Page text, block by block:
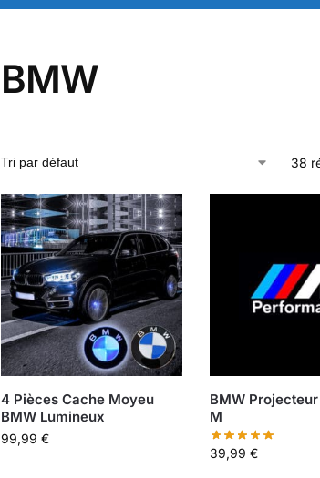
BMW
38
4 Pièces Cache Moyeu
BMW Lumineux
99,99 €
BMW
M
39,99€